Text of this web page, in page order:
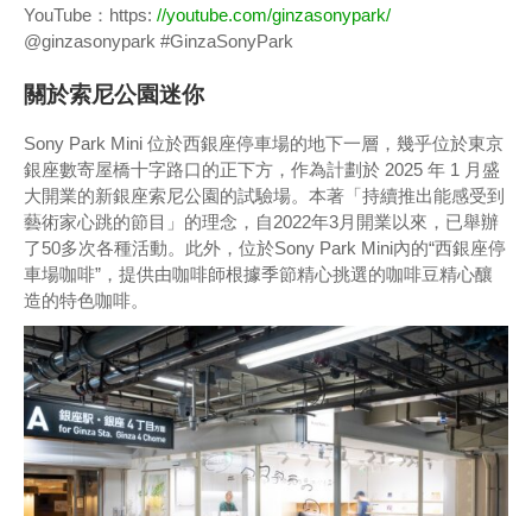
YouTube：https: //youtube.com/ginzasonypark/
@ginzasonypark #GinzaSonyPark
關於索尼公園迷你
Sony Park Mini 位於西銀座停車場的地下一層，幾乎位於東京
銀座數寄屋橋十字路口的正下方，作為計劃於 2025 年 1 月盛
大開業的新銀座索尼公園的試驗場。本著「持續推出能感受到
藝術家心跳的節目」的理念，自2022年3月開業以來，已舉辦
了50多次各種活動。此外，位於Sony Park Mini內的“西銀座停
車場咖啡”，提供由咖啡師根據季節精心挑選的咖啡豆精心釀
造的特色咖啡。